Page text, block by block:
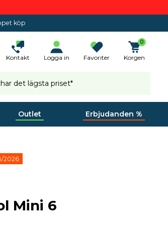
köp
Kontakt Logga in Favoriter
0
Korgen
det lägsta priset*
Outlet Erbjudanden %
2026
Mini 6